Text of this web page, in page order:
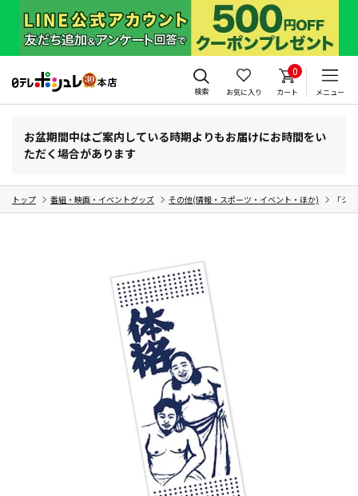
検索 お気に入り
0
カート メニュー
お盆期間中はご案内している時期よりもお届けにお時間をい
ただく場合があります
トップ 番組・映画・イベントグッズ その他(情報・スポーツ・イベント・ほか) 「シ